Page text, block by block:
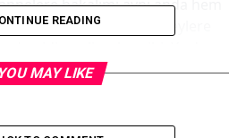
bakalım; aynı anda hem
hem de telefonda bir şeylere
ebeveynlerin akıllı
düşünelim.Gerçek dünya ile dijital
bizi anlık etkileşimden
READING
YOU MAY LIKE